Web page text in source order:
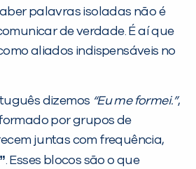
palavras isoladas não é
de verdade. É aí que
aliados indispensáveis no
dizemos “Eu me formei.”,
por grupos de
juntas com frequência,
. Esses blocos são o que
DE MÉTODO